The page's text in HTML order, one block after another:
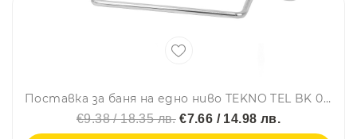
Поставка за баня на едно ниво TEKNO TEL BK 004, 25х10х14 см, Закрепване с дюбел, Сребрист
€9.38 / 18.35 лв.€7.66 / 14.98 лв.